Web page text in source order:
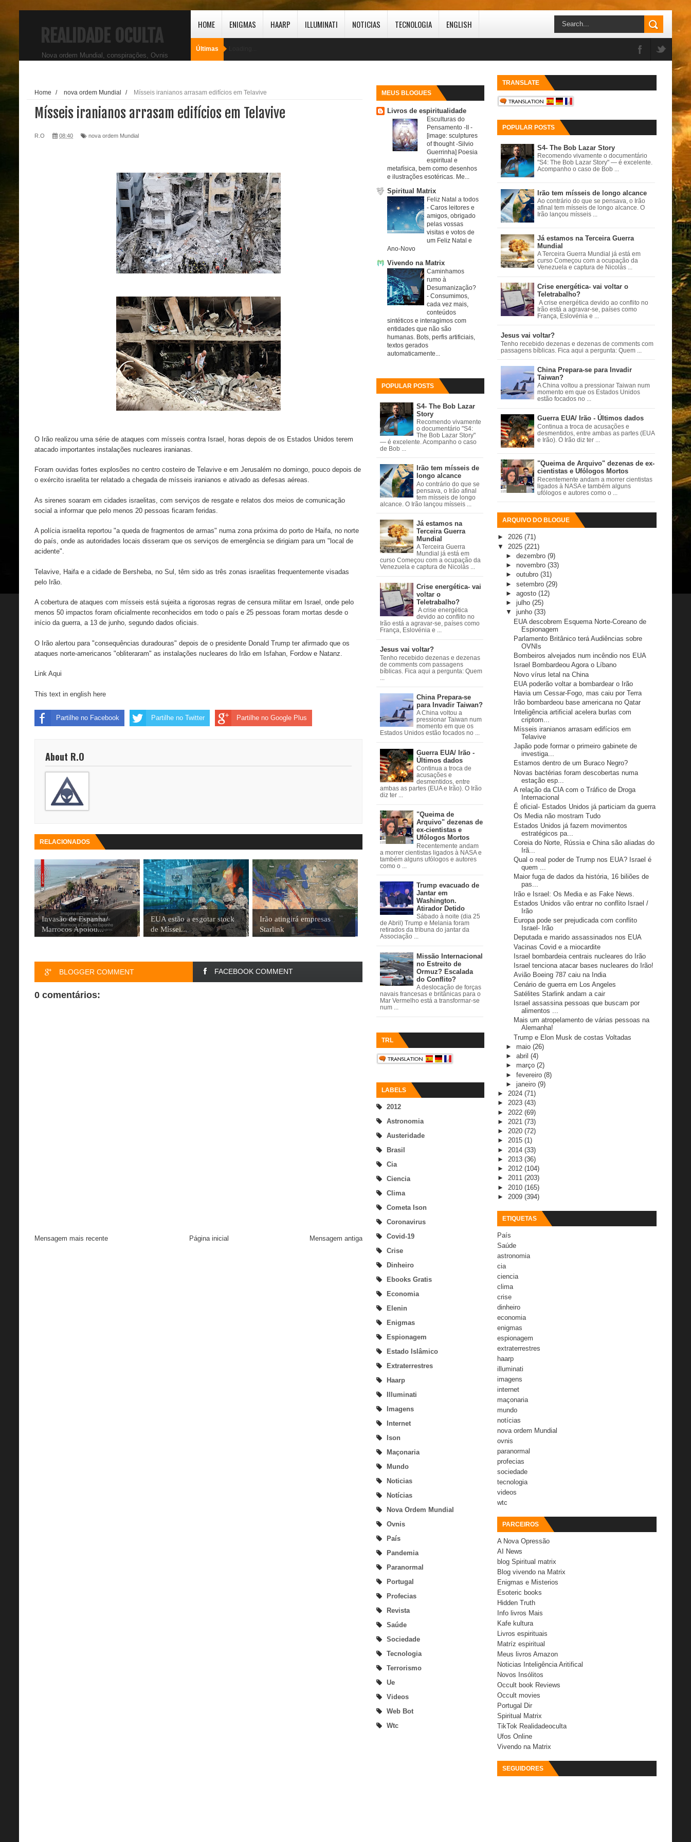
REALIDADE OCULTA
Nova ordem Mundial, conspirações, Ovnis
HOME ENIGMAS HAARP ILLUMINATI NOTICIAS TECNOLOGIA ENGLISH
Últimas
MEUS BLOGUES
Livros de espiritualidade
Esculturas do
Pensamento -II -
[image: sculptures
of thought -Silvio
Guerrinha] Poesia
espiritual e
metafísica, bem como desenhos
e ilustrações esotéricas. Me...
Spiritual Matrix
Feliz Natal a todos
- Caros leitores e
amigos, obrigado
pelas vossas
visitas e votos de
um Feliz Natal e
Ano-Novo
Vivendo na Matrix
Caminhamos
rumo à
Desumanização?
- Consumimos,
cada vez mais,
conteúdos
sintéticos e interagimos com
entidades que não são
humanas. Bots, perfis artificiais,
textos gerados
automaticamente...
POPULAR POSTS
S4- The Bob Lazar
Story
Recomendo vivamente
o documentário "S4:
The Bob Lazar Story"
— é excelente. Acompanho o caso
de Bob ...
Irão tem mísseis de
longo alcance
Ao contrário do que se
pensava, o Irão afinal
tem mísseis de longo
alcance. O Irão lançou mísseis ...
Já estamos na
Terceira Guerra
Mundial
A Terceira Guerra
Mundial já está em
curso Começou com a ocupação da
Venezuela e captura de Nicolás ...
Crise energética- vai
voltar o
Teletrabalho?
A crise energética
devido ao conflito no
Irão está a agravar-se, países como
França, Eslovénia e ...
Jesus vai voltar?
Tenho recebido dezenas e dezenas
de comments com passagens
bíblicas. Fica aqui a pergunta: Quem
China Prepara-se
para Invadir Taiwan?
A China voltou a
pressionar Taiwan num
momento em que os
Estados Unidos estão focados no ...
Guerra EUA/ Irão -
Últimos dados
Continua a troca de
acusações e
desmentidos, entre
ambas as partes (EUA e Irão). O Irão
diz ter ...
"Queima de
Arquivo" dezenas de
ex-cientistas e
Ufólogos Mortos
Recentemente andam
a morrer cientistas ligados à NASA e
também alguns ufólogos e autores
como o ...
Trump evacuado de
Jantar em
Washington.
Atirador Detido
Sábado à noite (dia 25
de Abril) Trump e Melania foram
retirados da tribuna do jantar da
Associação ...
Missão Internacional
no Estreito de
Ormuz? Escalada
do Conflito?
A deslocação de forças
navais francesas e britânicas para o
Mar Vermelho está a transformar-se
num ...
TRL
LABELS
2012
Astronomia
Austeridade
Brasil
Cia
Ciencia
Clima
Cometa Ison
Coronavirus
Covid-19
Crise
Dinheiro
Ebooks Gratis
Economia
Elenin
Enigmas
Espionagem
Estado Islâmico
Extraterrestres
Haarp
Illuminati
Imagens
Internet
Ison
Maçonaria
Mundo
Noticias
Notícias
Nova Ordem Mundial
Ovnis
País
Pandemia
Paranormal
Portugal
Profecias
Revista
Saúde
Sociedade
Tecnologia
Terrorismo
Ue
Videos
Web Bot
Wtc
Home / nova ordem Mundial / Mísseis iranianos arrasam edifícios em Telavive
Mísseis iranianos arrasam edifícios em Telavive
R.O 08:40 nova ordem Mundial
O Irão realizou uma série de ataques com mísseis contra Israel, horas depois de os Estados Unidos terem
atacado importantes instalações nucleares iranianas.
Foram ouvidas fortes explosões no centro costeiro de Telavive e em Jerusalém no domingo, pouco depois de
o exército israelita ter relatado a chegada de mísseis iranianos e ativado as defesas aéreas.
As sirenes soaram em cidades israelitas, com serviços de resgate e relatos dos meios de comunicação
social a informar que pelo menos 20 pessoas ficaram feridas.
A polícia israelita reportou "a queda de fragmentos de armas" numa zona próxima do porto de Haifa, no norte
do país, onde as autoridades locais disseram que os serviços de emergência se dirigiam para um "local de
acidente".
Telavive, Haifa e a cidade de Bersheba, no Sul, têm sido as três zonas israelitas frequentemente visadas
pelo Irão.
A cobertura de ataques com mísseis está sujeita a rigorosas regras de censura militar em Israel, onde pelo
menos 50 impactos foram oficialmente reconhecidos em todo o país e 25 pessoas foram mortas desde o
início da guerra, a 13 de junho, segundo dados oficiais.
O Irão alertou para "consequências duradouras" depois de o presidente Donald Trump ter afirmado que os
ataques norte-americanos "obliteraram" as instalações nucleares do Irão em Isfahan, Fordow e Natanz.
Link Aqui
This text in english here
Partilhe no Facebook Partilhe no Twitter Partilhe no Google Plus
About R.O
RELACIONADOS
Invasão de Espanha/
Marrocos Apoiou...
EUA estão a esgotar stock
de Míssei...
Irão atingirá empresas
Starlink
BLOGGER COMMENT FACEBOOK COMMENT
0 comentários:
Mensagem mais recente Mensagem antiga
Página inicial
TRANSLATE
POPULAR POSTS
S4- The Bob Lazar Story
Recomendo vivamente o documentário
"S4: The Bob Lazar Story" — é excelente.
Acompanho o caso de Bob ...
Irão tem mísseis de longo alcance
Ao contrário do que se pensava, o Irão
afinal tem mísseis de longo alcance. O
Irão lançou mísseis ...
Já estamos na Terceira Guerra
Mundial
A Terceira Guerra Mundial já está em
curso Começou com a ocupação da
Venezuela e captura de Nicolás ...
Crise energética- vai voltar o
Teletrabalho?
A crise energética devido ao conflito no
Irão está a agravar-se, países como
França, Eslovénia e ...
Jesus vai voltar?
Tenho recebido dezenas e dezenas de comments com
passagens bíblicas. Fica aqui a pergunta: Quem ...
China Prepara-se para Invadir
Taiwan?
A China voltou a pressionar Taiwan num
momento em que os Estados Unidos
estão focados no ...
Guerra EUA/ Irão - Últimos dados
Continua a troca de acusações e
desmentidos, entre ambas as partes (EUA
e Irão). O Irão diz ter ...
"Queima de Arquivo" dezenas de ex-
cientistas e Ufólogos Mortos
Recentemente andam a morrer cientistas
ligados à NASA e também alguns
ufólogos e autores como o ...
ARQUIVO DO BLOGUE
► 2026 (71)
▼ 2025 (221)
► dezembro (9)
► novembro (33)
► outubro (31)
► setembro (29)
► agosto (12)
► julho (25)
▼ junho (33)
EUA descobrem Esquema Norte-Coreano de
Espionagem
Parlamento Britânico terá Audiências sobre
OVNIs
Bombeiros alvejados num incêndio nos EUA
Israel Bombardeou Agora o Líbano
Novo vírus letal na China
EUA poderão voltar a bombardear o Irão
Havia um Cessar-Fogo, mas caiu por Terra
Irão bombardeou base americana no Qatar
Inteligência artificial acelera burlas com
criptom...
Mísseis iranianos arrasam edifícios em
Telavive
Japão pode formar o primeiro gabinete de
investiga...
Estamos dentro de um Buraco Negro?
Novas bactérias foram descobertas numa
estação esp...
A relação da CIA com o Tráfico de Droga
Internacional
É oficial- Estados Unidos já particiam da guerra
Os Media não mostram Tudo
Estados Unidos já fazem movimentos
estratégicos pa...
Coreia do Norte, Rússia e China são aliadas do
Irã...
Qual o real poder de Trump nos EUA? Israel é
quem ...
Maior fuga de dados da história, 16 biliões de
pas...
Irão e Israel: Os Media e as Fake News.
Estados Unidos vão entrar no conflito Israel /
Irão
Europa pode ser prejudicada com conflito
Israel- Irão
Deputada e marido assassinados nos EUA
Vacinas Covid e a miocardite
Israel bombardeia centrais nucleares do Irão
Israel tenciona atacar bases nucleares do Irão!
Avião Boeing 787 caiu na India
Cenário de guerra em Los Angeles
Satélites Starlink andam a cair
Israel assassina pessoas que buscam por
alimentos ...
Mais um atropelamento de várias pessoas na
Alemanha!
Trump e Elon Musk de costas Voltadas
► maio (26)
► abril (4)
► março (2)
► fevereiro (8)
► janeiro (9)
► 2024 (71)
► 2023 (43)
► 2022 (69)
► 2021 (73)
► 2020 (72)
► 2015 (1)
► 2014 (33)
► 2013 (36)
► 2012 (104)
► 2011 (203)
► 2010 (165)
► 2009 (394)
ETIQUETAS
País
Saúde
astronomia
cia
ciencia
clima
crise
dinheiro
economia
enigmas
espionagem
extraterrestres
haarp
illuminati
imagens
internet
maçonaria
mundo
notícias
nova ordem Mundial
ovnis
paranormal
profecias
sociedade
tecnologia
videos
wtc
PARCEIROS
A Nova Opressão
AI News
blog Spiritual matrix
Blog vivendo na Matrix
Enigmas e Misterios
Esoteric books
Hidden Truth
Info livros Mais
Kafe kultura
Livros espirituais
Matríz espiritual
Meus livros Amazon
Noticias Inteligência Aritifical
Novos Insólitos
Occult book Reviews
Occult movies
Portugal Dir
Spiritual Matrix
TikTok Realidadeoculta
Ufos Online
Vivendo na Matrix
SEGUIDORES